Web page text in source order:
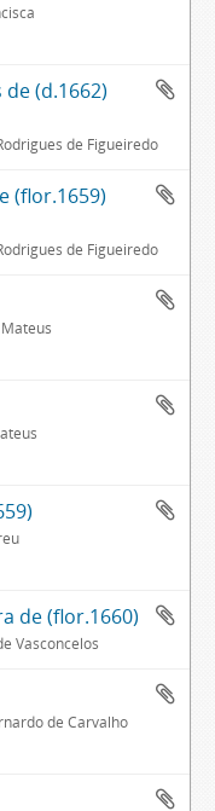
(d.1662)
de Figueiredo
(flor.1659)
de Figueiredo
de (flor.1660)
Vasconcelos
de Carvalho